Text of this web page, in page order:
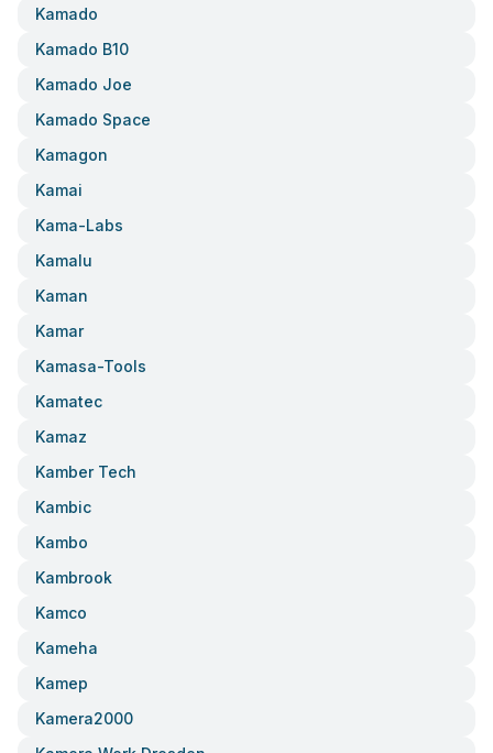
Kamado
Kamado B10
Kamado Joe
Kamado Space
Kamagon
Kamai
Kama-Labs
Kamalu
Kaman
Kamar
Kamasa-Tools
Kamatec
Kamaz
Kamber Tech
Kambic
Kambo
Kambrook
Kamco
Kameha
Kamep
Kamera2000